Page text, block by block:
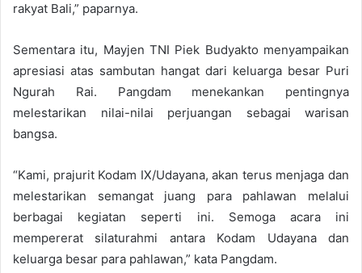
rakyat Bali,” paparnya.
Sementara itu, Mayjen TNI Piek Budyakto menyampaikan
apresiasi atas sambutan hangat dari keluarga besar Puri
Ngurah Rai. Pangdam menekankan pentingnya
melestarikan nilai-nilai perjuangan sebagai warisan
bangsa.
“Kami, prajurit Kodam IX/Udayana, akan terus menjaga dan
melestarikan semangat juang para pahlawan melalui
berbagai kegiatan seperti ini. Semoga acara ini
mempererat silaturahmi antara Kodam Udayana dan
keluarga besar para pahlawan,” kata Pangdam.